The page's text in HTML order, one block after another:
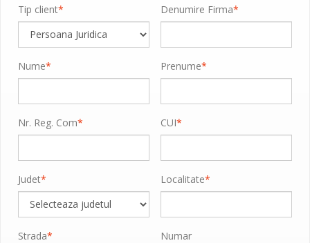
*
Tip client *
Denumire Firma
*
Nume *
Prenume
*
Nr. Reg. Com *
CUI
*
Judet *
Localitate
*
Strada Numar